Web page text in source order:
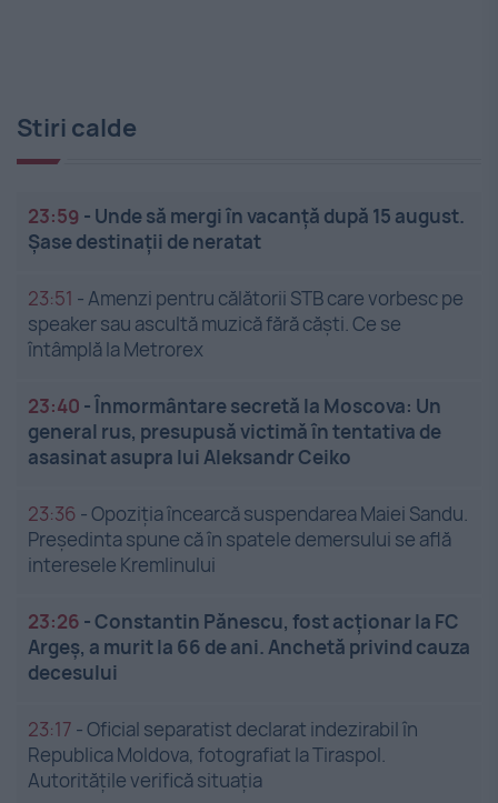
Stiri calde
23:59 - Unde să mergi în vacanță după 15 august.
Șase destinații de neratat
23:51 -Amenzi pentru călătorii STB care vorbesc pe
speaker sau ascultă muzică fără căști. Ce se
întâmplă la Metrorex
23:40 -Înmormântare secretă la Moscova: Un
general rus, presupusă victimă în tentativa de
asasinat asupra lui Aleksandr Ceiko
23:36 -Opoziția încearcă suspendarea Maiei Sandu.
Președinta spune că în spatele demersului se află
interesele Kremlinului
23:26 -Constantin Pănescu, fost acționar la FC
Argeș, a murit la 66 de ani. Anchetă privind cauza
decesului
23:17 -Oficial separatist declarat indezirabil în
Republica Moldova, fotografiat la Tiraspol.
Autoritățile verifică situația